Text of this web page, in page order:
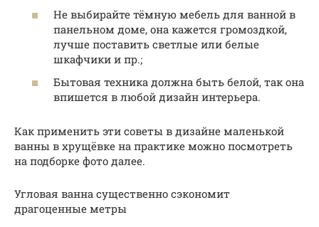
Не выбирайте тёмную мебель для ванной в
панельном доме, она кажется громоздкой,
лучше поставить светлые или белые
шкафчики и пр.;
Бытовая техника должна быть белой, так она
впишется в любой дизайн интерьера.
Как применить эти советы в дизайне маленькой
ванны в хрущёвке на практике можно посмотреть
на подборке фото далее.
Угловая ванна существенно сэкономит
драгоценные метры